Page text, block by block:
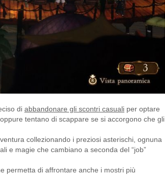
di abbandonare gli scontri casuali per optare
tentano di scappare se si accorgono che gli
collezionando i preziosi asterischi, ognuna
e magie che cambiano a seconda del “job”
permetta di affrontare anche i mostri più